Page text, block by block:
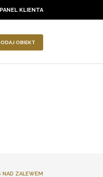
PANEL KLIENTA
OBIEKT
NAD ZALEWEM